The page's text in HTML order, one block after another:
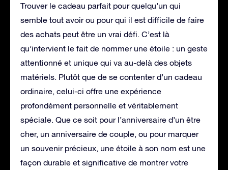
Trouver le cadeau parfait pour quelqu’un qui
semble tout avoir ou pour qui il est difficile de faire
des achats peut être un vrai défi. C’est là
qu’intervient le fait de nommer une étoile : un geste
attentionné et unique qui va au-delà des objets
matériels. Plutôt que de se contenter d’un cadeau
ordinaire, celui-ci offre une expérience
profondément personnelle et véritablement
spéciale. Que ce soit pour l’anniversaire d’un être
cher, un anniversaire de couple, ou pour marquer
un souvenir précieux, une étoile à son nom est une
façon durable et significative de montrer votre